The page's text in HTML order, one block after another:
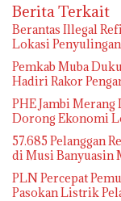
Berita Terkait
Berantas Illegal
Lokasi
Pemkab Muba
Hadiri Rakor
PHE Jambi
Dorong Ekonomi
57.685 Pelanggan
di Musi Banyuasin
PLN Percepat
Pasokan Listrik